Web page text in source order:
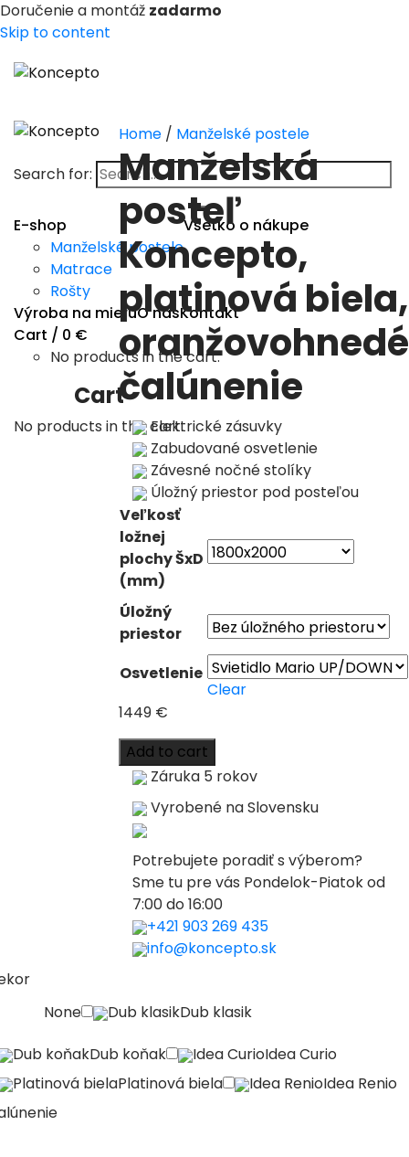
Doručenie a montáž zadarmo
Skip to content
Search for:
E-shop
Manželské postele
Matrace
Rošty
Všetko o nákupe
Výroba na mieruO násKontakt
Cart / 0 €
No products in the cart.
Cart
No products in the cart.
Home / Manželské postele
Manželská
posteľ
Koncepto,
platinová biela,
oranžovohnedé
čalúnenie
Elektrické zásuvky
Zabudované osvetlenie
Závesné nočné stolíky
Úložný priestor pod posteľou
Veľkosť
ložnej
plochy ŠxD
(mm)
Úložný
priestor
Osvetlenie
Clear
1449 €
Add to cart
Záruka 5 rokov
Vyrobené na Slovensku
Potrebujete poradiť s výberom?
Sme tu pre vás Pondelok-Piatok od
7:00 do 16:00
+421 903 269 435
info@koncepto.sk
None
Dub klasikDub klasik
Dub koňakDub koňak Idea CurioIdea Curio
Platinová bielaPlatinová biela Idea RenioIdea Renio